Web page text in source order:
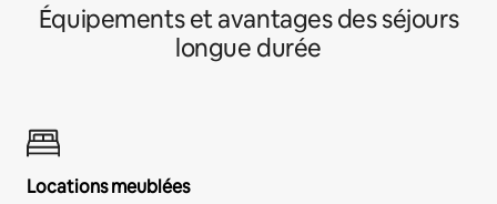
Équipements et avantages des séjours
longue durée
Locations meublées